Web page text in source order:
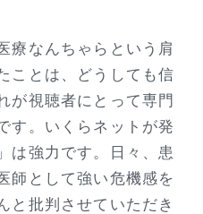
療なんちゃらという肩
ことは、どうしても信
が視聴者にとって専門
す。いくらネットが発
は強力です。日々、患
師として強い危機感を
と批判させていただき